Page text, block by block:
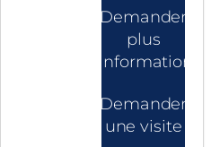
Demander
plus
d'informations
Demander
une visite